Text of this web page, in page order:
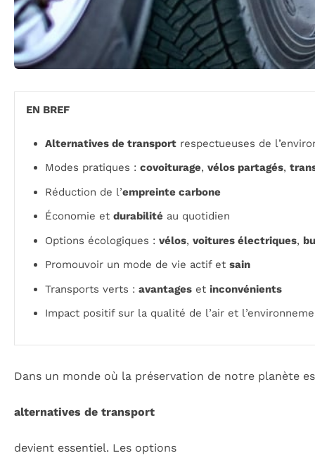
EN BREF
Alternatives de transport respectueuses de
Modes pratiques : covoiturage, vélos partagés,
Réduction de l’empreinte carbone
Économie et durabilité au quotidien
Options écologiques : vélos, voitures électriques,
Promouvoir un mode de vie actif et sain
Transports verts : avantages et inconvénients
Impact positif sur la qualité de l’air et
Dans un monde où la préservation de notre planète
alternatives de transport
devient essentiel. Les options